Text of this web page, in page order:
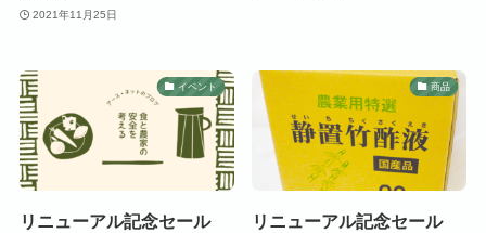
2021年11月25日
イベント
リニューアル記念セール
商品
リニューアル記念セール